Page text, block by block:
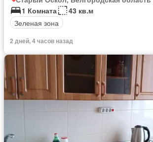
1 Комната
43 кв.м
Зеленая зона
2 дней, 4 часов назад